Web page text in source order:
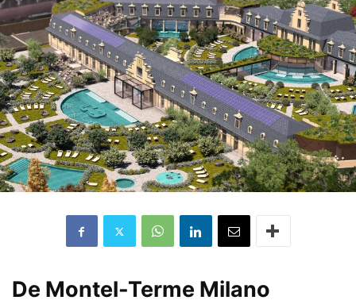
De Montel-Terme Milano